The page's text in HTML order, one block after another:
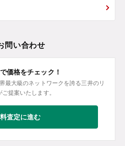
問い合わせ
価格をチェック！
最大級のネットワークを誇る三井のリ
提案いたします。
査定に進む